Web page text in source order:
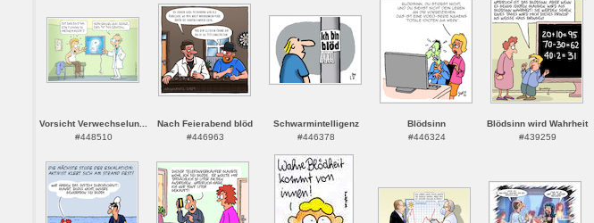
Vorsicht Verwechselun...
#448510
Nach Feierabend blöd
#446963
Schwarmintelligenz
#446378
Blödsinn
#446324
Blödsinn wird Wahrheit
#439259